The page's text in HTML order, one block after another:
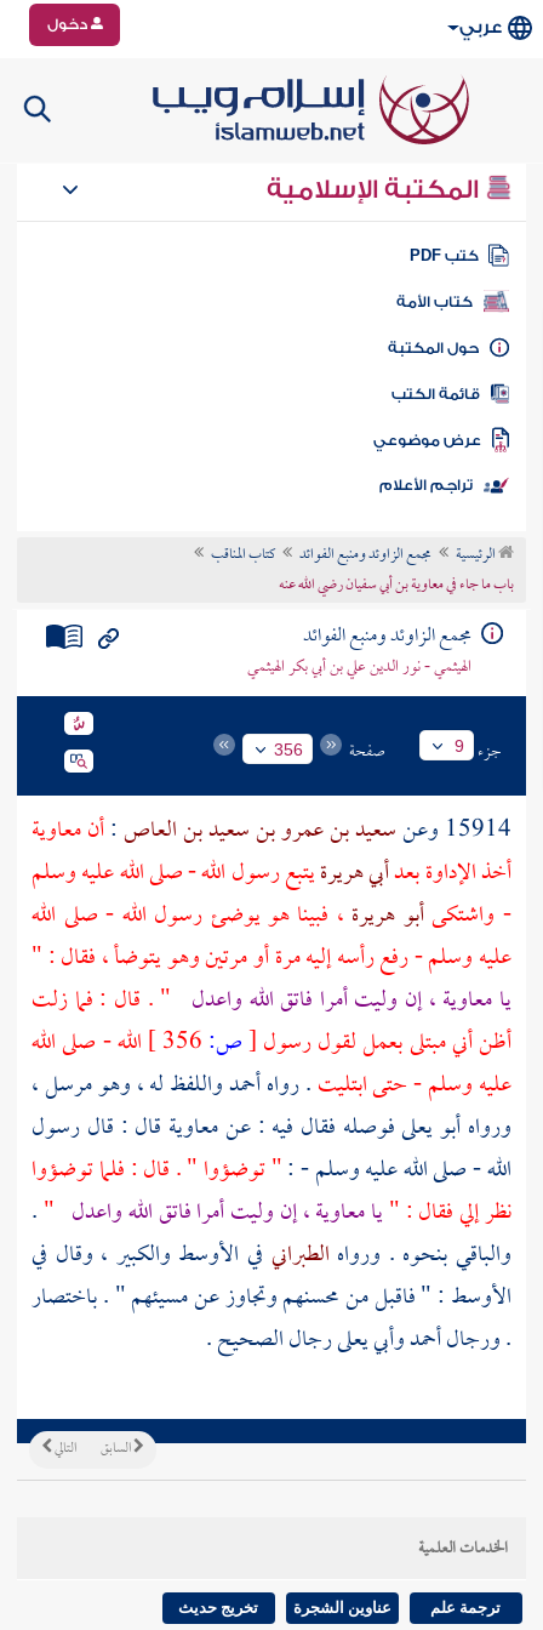
عربي دخول
المكتبة الإسلامية
كتب PDF
كتاب الأمة
المكتبة
الكتب
موضوعي
تراجم الأعلام
الرئيسية مجمع الزاوئد ومنبع الفوائد
كتاب المناقب
باب ما جاء في معاوية بن أبي سفيان رضي الله عنه
مجمع الزاوئد ومنبع الفوائد
الهيثمي - نور الدين علي بن أبي بكر الهيثمي
جزء 9 صفحة 356
15914 وعن سعيد بن عمرو بن سعيد بن العاص:أنمعاوية
أخذ الإداوة بعدأبي هريرةيتبع رسول الله - صلى الله عليه وسلم
- واشتكىأبو هريرة ، فبينا هو يوضئ رسول الله - صلى الله
عليه وسلم - رفع رأسه إليه مرة أو مرتين وهو يتوضأ ، فقال : "
يامعاوية، إن وليت أمرا فاتق الله واعدل " . قال : فما زلت
أظن أني مبتلى بعمل لقول رسول[ص:
الله - صلى الله
عليه وسلم - حتى ابتليت. رواهأحمدواللفظ له ، وهو مرسل ،
ورواهأبو يعلىفوصله فقال فيه : عنمعاوية قال : قال رسول
الله - صلى الله عليه وسلم - :" توضؤوا " . قال : فلما توضؤوا
نظر إلي فقال : "يامعاوية، إن وليت أمرا فاتق الله واعدل "
.
والباقي بنحوه . ورواه الطبراني في الأوسط والكبير ، وقال في
الأوسط : " فاقبل من محسنهم وتجاوز عن مسيئهم " . باختصار
. ورجالأحمدوأبي يعلىرجال الصحيح .
التالي السابق
الخدمات العلمية
ترجمة علم عناوين الشجرة تخريج حديث